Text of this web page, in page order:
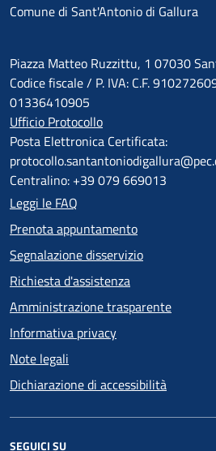
Comune di Sant'Antonio di Gallura
Piazza Matteo Ruzzittu, 1 07030
Codice fiscale / P. IVA: C.F.
01336410905
Ufficio Protocollo
Posta Elettronica Certificata:
Centralino: +39 079 669013
Leggi le FAQ
Prenota appuntamento
Segnalazione disservizio
Richiesta d'assistenza
Amministrazione trasparente
Informativa privacy
Note legali
Dichiarazione di accessibilità
SEGUICI SU